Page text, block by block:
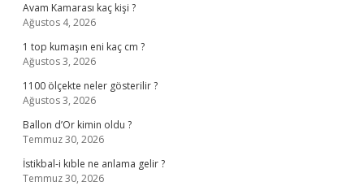
Avam Kamarası kaç kişi ?
Ağustos 4, 2026
1 top kumaşın eni kaç cm ?
Ağustos 3, 2026
1100 ölçekte neler gösterilir ?
Ağustos 3, 2026
Ballon d’Or kimin oldu ?
Temmuz 30, 2026
İstikbal-i kıble ne anlama gelir ?
Temmuz 30, 2026